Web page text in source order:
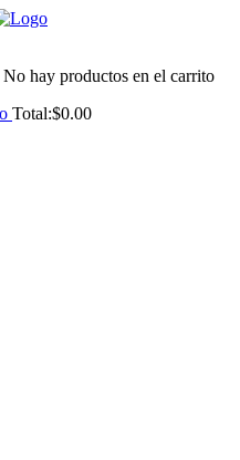
No hay productos en el carrito
Total:$0.00